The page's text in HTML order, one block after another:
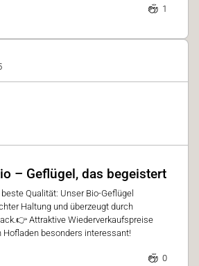
1
– Geflügel, das begeistert
Qualität: Unser Bio-Geflügel
Haltung und überzeugt durch
Attraktive Wiederverkaufspreise
Hofladen besonders interessant!
0